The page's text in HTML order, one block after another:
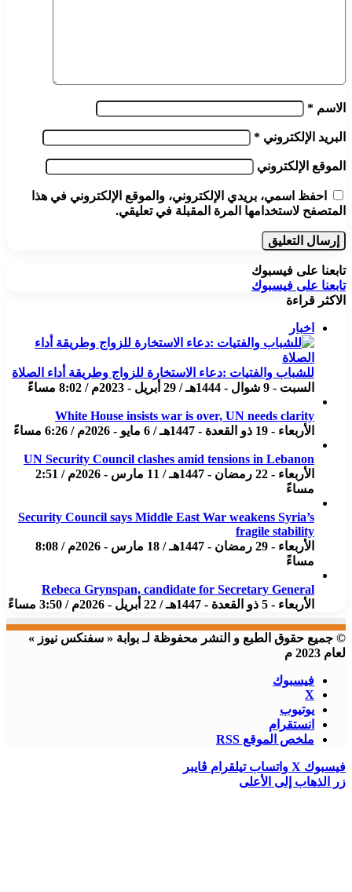
الاسم *
البريد الإلكتروني *
الموقع الإلكتروني
احفظ اسمي، بريدي الإلكتروني، والموقع الإلكتروني في هذا
المتصفح لاستخدامها المرة المقبلة في تعليقي.
تابعنا على فيسبوك
تابعنا على فيسبوك
الاكثر قراءة
اخبار
للشباب والفتيات :دعاء الاستخارة للزواج وطريقة أداء الصلاة
السبت - 9 شوال - 1444هـ / 29 أبريل - 2023م / 8:02 مساءً
White House insists war is over, UN needs clarity
الأربعاء - 19 ذو القعدة - 1447هـ / 6 مايو - 2026م / 6:26 مساءً
UN Security Council clashes amid tensions in Lebanon
الأربعاء - 22 رمضان - 1447هـ / 11 مارس - 2026م / 2:51
مساءً
Security Council says Middle East War weakens Syria’s
fragile stability
الأربعاء - 29 رمضان - 1447هـ / 18 مارس - 2026م / 8:08
مساءً
Rebeca Grynspan, candidate for Secretary General
الأربعاء - 5 ذو القعدة - 1447هـ / 22 أبريل - 2026م / 3:50 مساءً
© جميع حقوق الطبع و النشر محفوظة لـ بوابة « سفنكس نيوز »
لعام 2023 م
فيسبوك
X
يوتيوب
انستقرام
ملخص الموقع RSS
فيسبوك X واتساب تيلقرام ڤايبر
زر الذهاب إلى الأعلى